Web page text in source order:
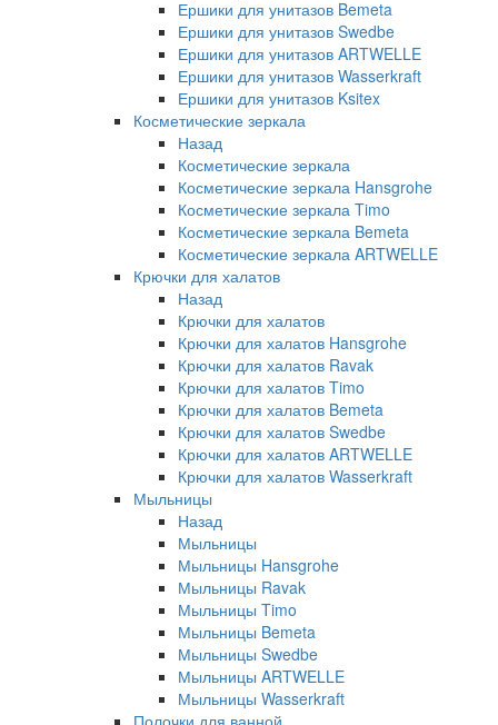
Ершики для унитазов Bemeta
Ершики для унитазов Swedbe
Ершики для унитазов ARTWELLE
Ершики для унитазов Wasserkraft
Ершики для унитазов Ksitex
Косметические зеркала
Назад
Косметические зеркала
Косметические зеркала Hansgrohe
Косметические зеркала Timo
Косметические зеркала Bemeta
Косметические зеркала ARTWELLE
Крючки для халатов
Назад
Крючки для халатов
Крючки для халатов Hansgrohe
Крючки для халатов Ravak
Крючки для халатов Timo
Крючки для халатов Bemeta
Крючки для халатов Swedbe
Крючки для халатов ARTWELLE
Крючки для халатов Wasserkraft
Мыльницы
Назад
Мыльницы
Мыльницы Hansgrohe
Мыльницы Ravak
Мыльницы Timo
Мыльницы Bemeta
Мыльницы Swedbe
Мыльницы ARTWELLE
Мыльницы Wasserkraft